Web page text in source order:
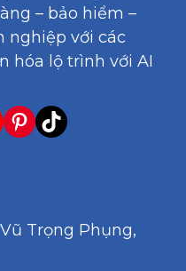
– bảo hiểm –
nghiệp với các
hóa lộ trình với AI
Vũ Trọng Phụng,